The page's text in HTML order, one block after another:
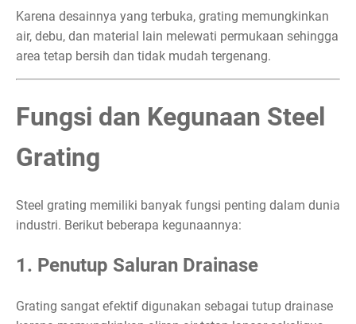
Karena desainnya yang terbuka, grating memungkinkan
air, debu, dan material lain melewati permukaan sehingga
area tetap bersih dan tidak mudah tergenang.
Fungsi dan Kegunaan Steel
Grating
Steel grating memiliki banyak fungsi penting dalam dunia
industri. Berikut beberapa kegunaannya:
1. Penutup Saluran Drainase
Grating sangat efektif digunakan sebagai tutup drainase